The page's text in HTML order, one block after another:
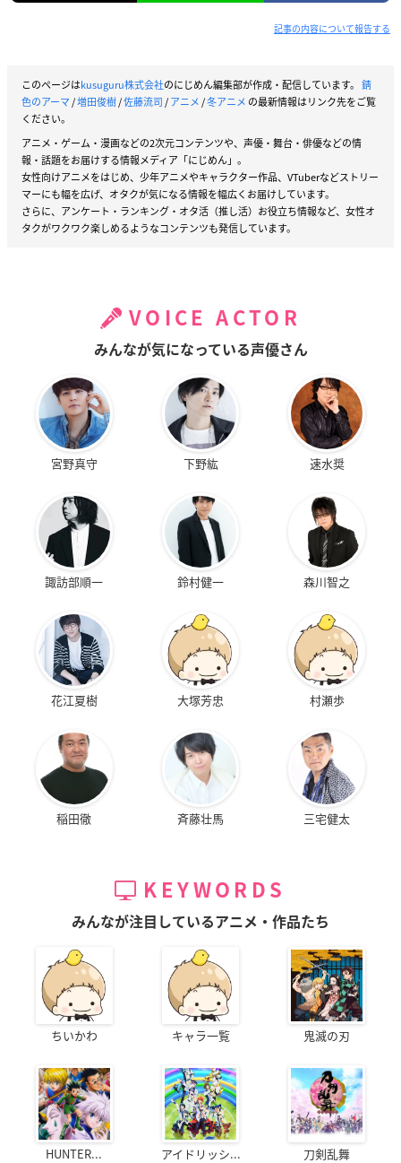
ルシオ・コルテス：佐藤流司
記事の内容について報告する
このページはkusuguru株式会社のにじめん編集部が作成・配信しています。 錆
色のアーマ/増田俊樹/佐藤流司/アニメ/冬アニメ の最新情報はリンク先をご覧
ください。
アニメ・ゲーム・漫画などの2次元コンテンツや、声優・舞台・俳優などの情
報・話題をお届けする情報メディア「にじめん」。
女性向けアニメをはじめ、少年アニメやキャラクター作品、VTuberなどストリー
マーにも幅を広げ、オタクが気になる情報を幅広くお届けしています。
さらに、アンケート・ランキング・オタ活（推し活）お役立ち情報など、女性オ
タクがワクワク楽しめるようなコンテンツも発信しています。
VOICE ACTOR
みんなが気になっている声優さん
宮野真守 下野紘 速水奨
諏訪部順一 鈴村健一 森川智之
花江夏樹 大塚芳忠 村瀬歩
稲田徹 斉藤壮馬 三宅健太
KEYWORDS
みんなが注目しているアニメ・作品たち
ちいかわ キャラ一覧 鬼滅の刃
HUNTER... アイドリッシ... 刀剣乱舞